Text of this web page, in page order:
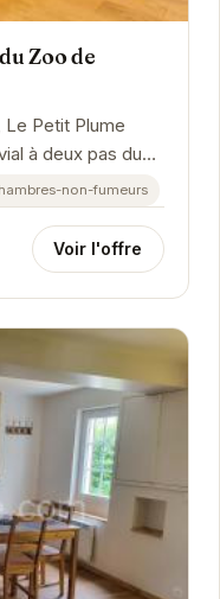
Zoo de
Petit Plume
à deux pas du
confortables et
non-fumeurs
Voir l'offre